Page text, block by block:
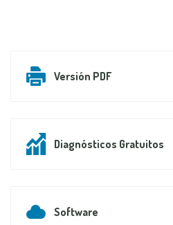
Versión PDF
Diagnósticos Gratuitos
Software